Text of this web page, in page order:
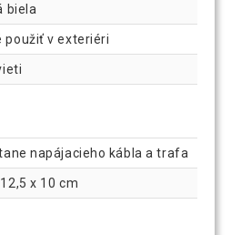
biela
použiť v exteriéri
napájacieho kábla a trafa
x 10 cm